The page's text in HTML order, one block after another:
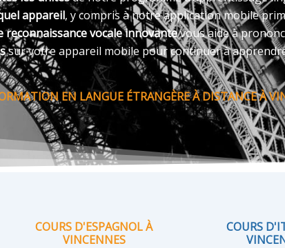
appareil, y compris à notre application mobile
vocale innovantevous aide à
sur votre appareil mobile pour continuer à
EN LANGUE ÉTRANGÈRE À DISTANCE À
COURS D'ESPAGNOL À
VINCENNES
COURS